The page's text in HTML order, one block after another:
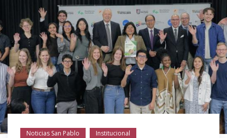
Noticias San Pablo Institucional